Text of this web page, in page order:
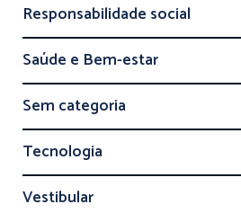
Responsabilidade social
Saúde e Bem-estar
Sem categoria
Tecnologia
Vestibular